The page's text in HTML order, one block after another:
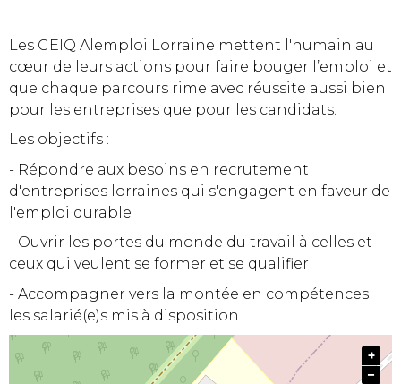
Les GEIQ Alemploi Lorraine mettent l'humain au
cœur de leurs actions pour faire bouger l’emploi et
que chaque parcours rime avec réussite aussi bien
pour les entreprises que pour les candidats.
Les objectifs :
- Répondre aux besoins en recrutement
d'entreprises lorraines qui s'engagent en faveur de
l'emploi durable
- Ouvrir les portes du monde du travail à celles et
ceux qui veulent se former et se qualifier
- Accompagner vers la montée en compétences
les salarié(e)s mis à disposition
+
−